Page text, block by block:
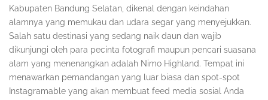
Kabupaten Bandung Selatan, dikenal dengan keindahan
alamnya yang memukau dan udara segar yang menyejukkan.
Salah satu destinasi yang sedang naik daun dan wajib
dikunjungi oleh para pecinta fotografi maupun pencari suasana
alam yang menenangkan adalah Nimo Highland. Tempat ini
menawarkan pemandangan yang luar biasa dan spot-spot
Instagramable yang akan membuat feed media sosial Anda